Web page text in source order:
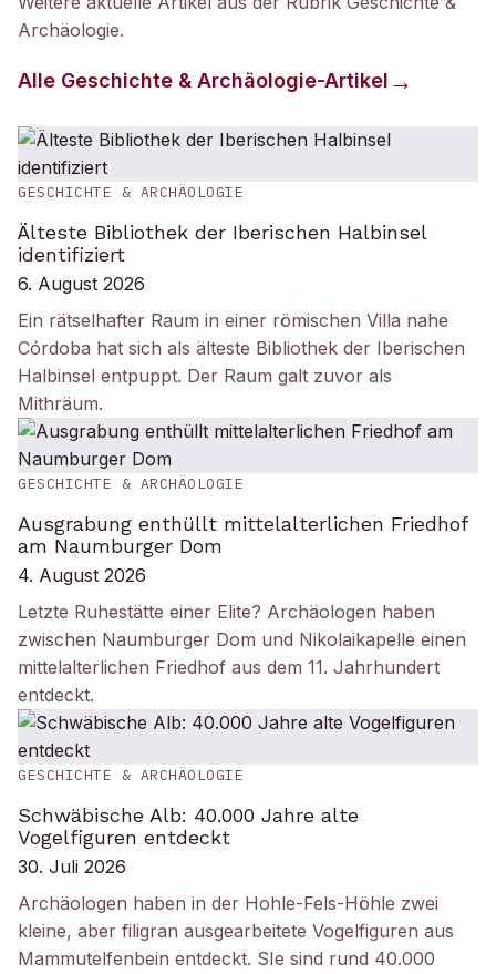
Archäologie.
Alle Geschichte & Archäologie-Artikel
GESCHICHTE & ARCHÄOLOGIE
Älteste Bibliothek der Iberischen Halbinsel
identifiziert
6. August 2026
Ein rätselhafter Raum in einer römischen Villa nahe
Córdoba hat sich als älteste Bibliothek der Iberischen
Halbinsel entpuppt. Der Raum galt zuvor als
Mithräum.
GESCHICHTE & ARCHÄOLOGIE
Ausgrabung enthüllt mittelalterlichen Friedhof
am Naumburger Dom
4. August 2026
Letzte Ruhestätte einer Elite? Archäologen haben
zwischen Naumburger Dom und Nikolaikapelle einen
mittelalterlichen Friedhof aus dem 11. Jahrhundert
entdeckt.
GESCHICHTE & ARCHÄOLOGIE
Schwäbische Alb: 40.000 Jahre alte
Vogelfiguren entdeckt
30. Juli 2026
Archäologen haben in der Hohle-Fels-Höhle zwei
kleine, aber filigran ausgearbeitete Vogelfiguren aus
Mammutelfenbein entdeckt. SIe sind rund 40.000